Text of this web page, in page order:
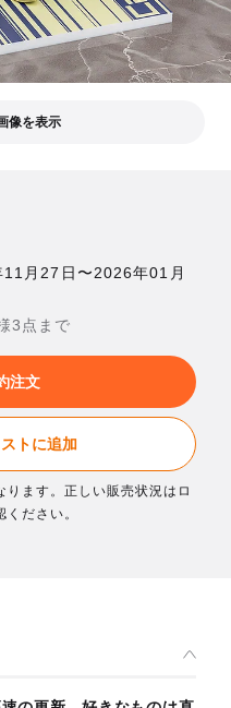
像を表示
月27日〜2026年01月
3点まで
注文
トに追加
ります。正しい販売状況はロ
ください。